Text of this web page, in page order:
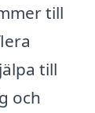
till
till
och